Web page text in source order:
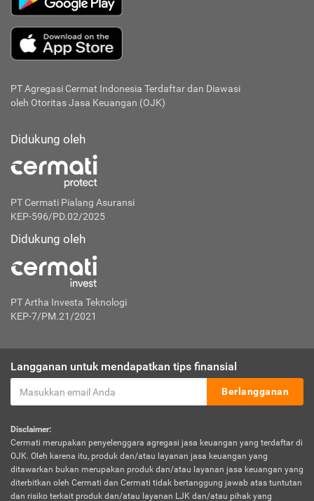
PT Agregasi Cermat Indonesia Terdaftar dan Diawasi
oleh Otoritas Jasa Keuangan (OJK)
Didukung oleh
PT Cermati Pialang Asuransi
KEP-596/PD.02/2025
Didukung oleh
PT Artha Investa Teknologi
KEP-7/PM.21/2021
Langganan untuk mendapatkan tips finansial
Berlangganan
Disclaimer:
Cermati merupakan penyelenggara agregasi jasa keuangan yang terdaftar di
OJK. Oleh karena itu, produk dan/atau layanan jasa keuangan yang
ditawarkan bukan merupakan produk dan/atau layanan jasa keuangan yang
diterbitkan oleh Cermati dan Cermati tidak bertanggung jawab atas tuntutan
dan risiko terkait produk dan/atau layanan LJK dan/atau pihak yang